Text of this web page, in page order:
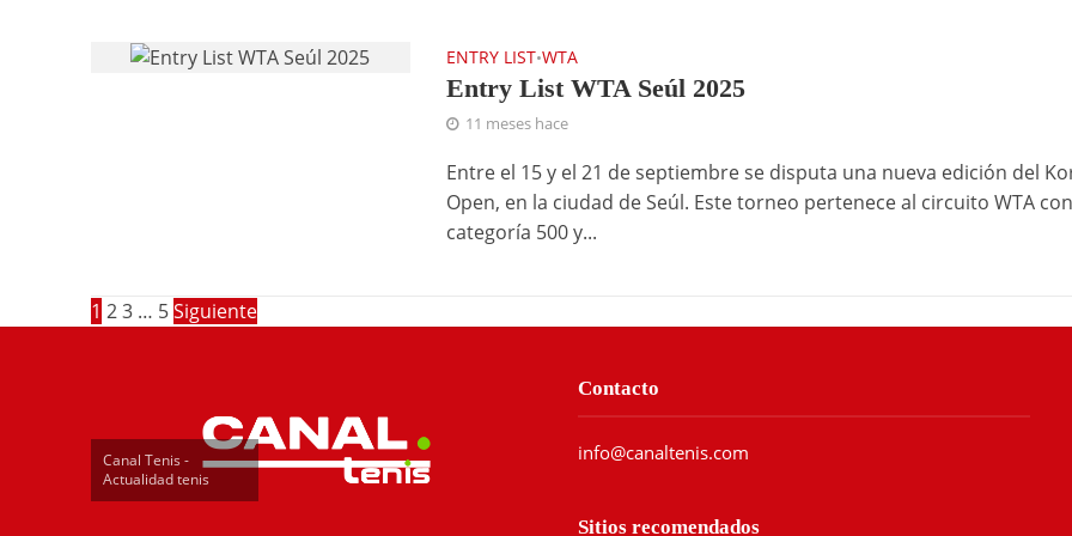
ENTRY LIST•WTA
Entry List WTA Seúl 2025
11 meses hace
Entre el 15 y el 21 de septiembre se disputa una nueva edición del
Open, en la ciudad de Seúl. Este torneo pertenece al circuito WTA con
categoría 500 y...
1 2 3 … 5 Siguiente
Canal Tenis -
Actualidad tenis
Contacto
info@canaltenis.com
Sitios recomendados